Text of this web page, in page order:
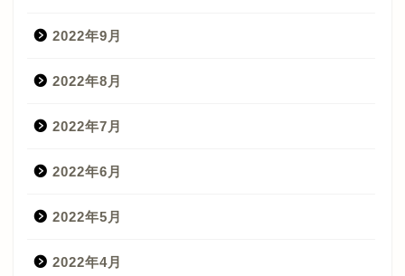
2022年9月
2022年8月
2022年7月
2022年6月
2022年5月
2022年4月